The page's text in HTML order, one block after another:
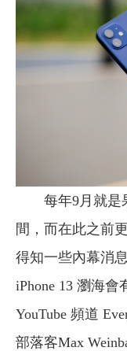
每年9月就是果
間，而在此之前
得知一些內幕消
iPhone 13 瀏海會
YouTube 頻道
部落客Max